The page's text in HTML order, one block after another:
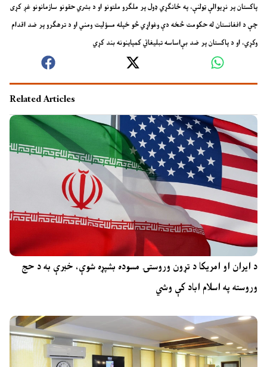
پاکستان پر نړیوالې ټولنې، په ځانګړي ډول پر ملګرو ملتونو او د بشري حقونو سازمانونو غږ کړی
چې د افغانستان له حکومت څخه دې وغواړي څو خپله مسؤلیت ومني او د ترهګرو پر ضد اقدام
وکړي، او د پاکستان پر ضد بې‌اساسه تبلیغاتي کمپاینونه بند کړي
Related Articles
د ایران او امریکا د تړون وروستۍ مسوده بشپړه شوې، خبرې به د حج
وروسته په اسلام اباد کې وشي